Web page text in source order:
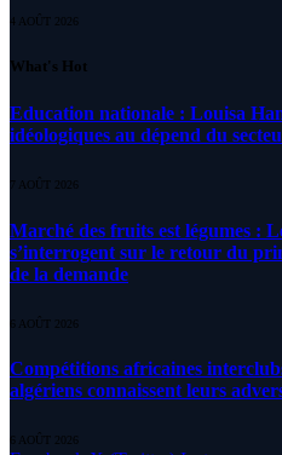
4 AOÛT 2026
What's Hot
Education nationale : Louisa
idéologiques au dépend du
7 AOÛT 2026
Marché des fruits est légumes :
s’interrogent sur le retour du
de la demande
6 AOÛT 2026
Compétitions africaines
algériens connaissent leurs
6 AOÛT 2026